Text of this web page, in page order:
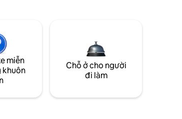
miễn
khuôn
Chỗ ở cho người
đi làm